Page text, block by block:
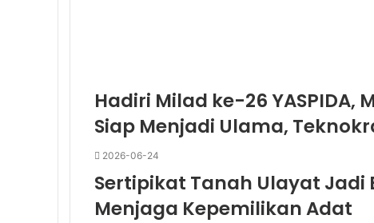
Hadiri Milad ke-26 YASPIDA,
Siap Menjadi Ulama,
2026-06-24
Sertipikat Tanah Ulayat
Menjaga Kepemilikan Adat